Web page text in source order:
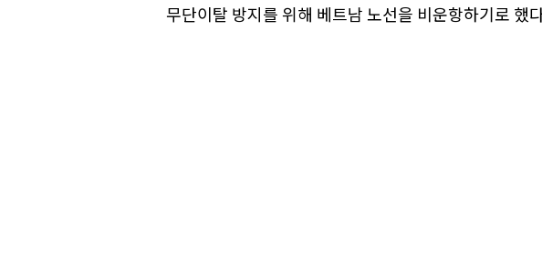
무단이탈 방지를 위해 베트남 노선을 비운항하기로 했